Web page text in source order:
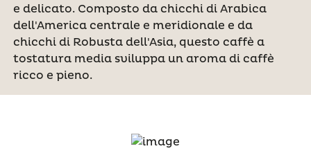
e delicato. Composto da chicchi di Arabica
dell'America centrale e meridionale e da
chicchi di Robusta dell'Asia, questo caffè a
tostatura media sviluppa un aroma di caffè
ricco e pieno.